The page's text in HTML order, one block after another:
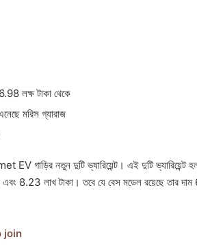
লক্ষ টাকা থেকে
মরিস গ্যারাজ
EV গাড়ির নতুন দুটি ভ্যারিয়েন্ট। এই দুটি ভ্যারিয়েন্ট
এবং 8.23 লাখ টাকা। তবে যে বেস মডেল রয়েছে তার
join